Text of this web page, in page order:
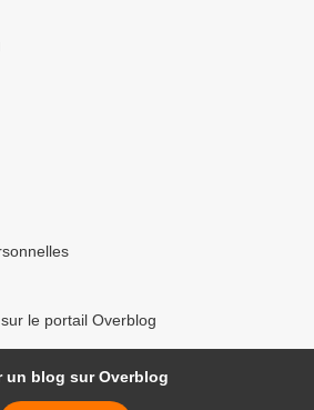
le portail Overblog
un blog sur Overblog